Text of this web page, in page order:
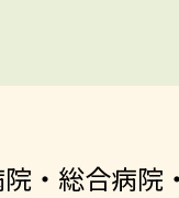
・総合病院